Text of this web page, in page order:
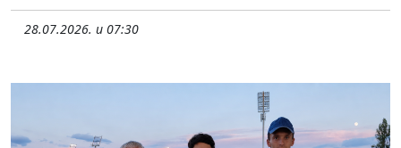
28.07.2026. u 07:30